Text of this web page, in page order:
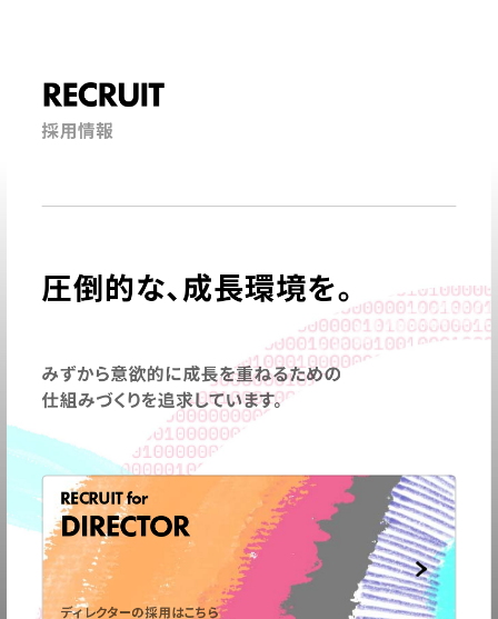
RECRUIT
採用情報
圧倒的な、成長環境を。
みずから意欲的に成長を重ねるための
仕組みづくりを追求しています。
RECRUIT for
DIRECTOR
ディレクターの採用はこちら